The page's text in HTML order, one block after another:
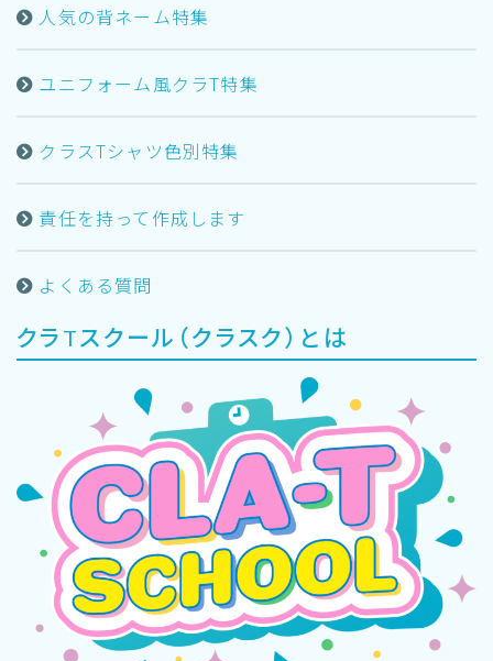
人気の背ネーム特集
ユニフォーム風クラT特集
クラスTシャツ色別特集
責任を持って作成します
よくある質問
クラTスクール（クラスク）とは